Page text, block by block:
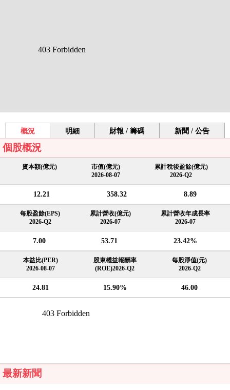
概況 明細 財報 / 籌碼 新聞 / 公告
個股概況
資本額(億元)
市值(億元)
2026-08-07
累計稅後盈餘(億元)
2026-Q2
12.21 358.32 8.89
每股盈餘(EPS)
2026-Q2
累計營收(億元)
2026-07
累計營收年成長率
2026-07
7.00 53.71 23.42%
本益比(PER)
2026-08-07
股東權益報酬率
(ROE)2026-Q2
每股淨值(元)
2026-Q2
24.81 15.90% 46.00
最新新聞